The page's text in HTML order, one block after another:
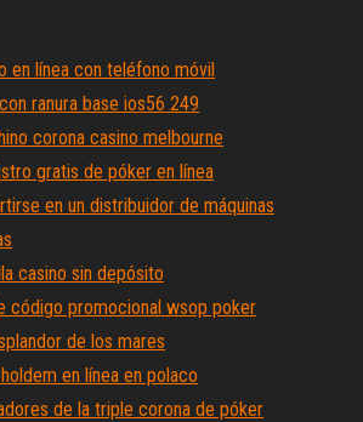
en línea con teléfono móvil
ranura base ios56 249
corona casino melbourne
gratis de póker en línea
en un distribuidor de máquinas
casino sin depósito
código promocional wsop poker
de los mares
en línea en polaco
de la triple corona de póker